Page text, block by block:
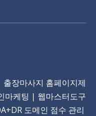
장마사지 홈페이지제
마케팅 | 웹마스터도구
도메인 점수 관리